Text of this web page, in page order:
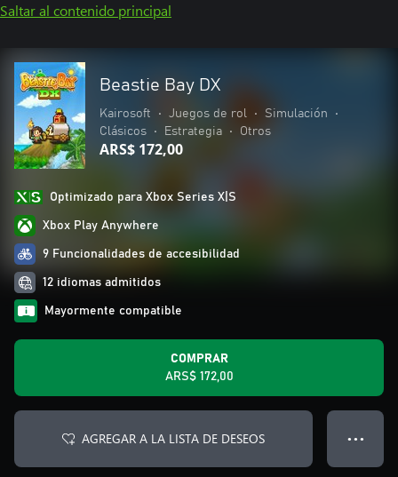
Saltar al contenido principal
Beastie Bay DX
Kairosoft • Juegos de rol • Simulación
•
Clásicos
• Estrategia • Otros
ARS$ 172,00
Optimizado para Xbox Series X|S
Xbox Play Anywhere
9 Funcionalidades de accesibilidad
12 idiomas admitidos
Mayormente compatible
COMPRAR
ARS$ 172,00
AGREGAR A LA LISTA DE DESEOS ● ● ●